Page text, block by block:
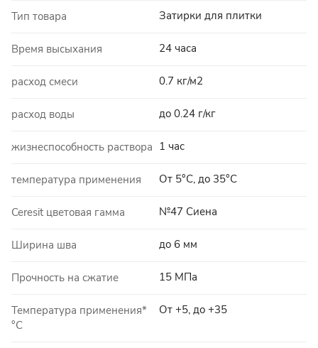
Тип товара Затирки для плитки
Время высыхания 24 часа
расход смеси 0.7 кг/м2
расход воды до 0.24 г/кг
жизнеспособность раствора 1 час
температура применения От 5°C, до 35°C
Ceresit цветовая гамма №47 Сиена
Ширина шва до 6 мм
Прочность на сжатие 15 МПа
Температура применения*
°C
От +5, до +35